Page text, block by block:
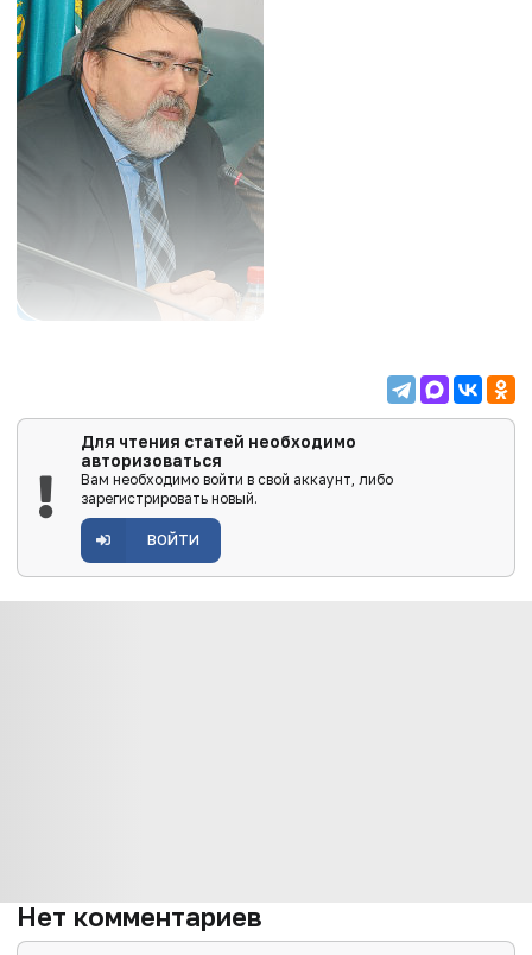
Для чтения статей необходимо
авторизоваться
Вам необходимо войти в свой аккаунт, либо
зарегистрировать новый.
ВОЙТИ
Нет комментариев